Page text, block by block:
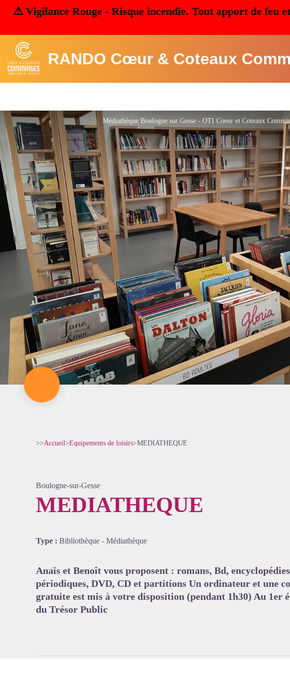
⚠️ Vigilance Rouge - Risque incendie. Tout apport de feu
RANDO Cœur & Coteaux
>>Accueil>Equipements de loisirs>MEDIATHEQUE
Boulogne-sur-Gesse
MEDIATHEQUE
Type : Bibliothèque - Médiathèque
Anaïs et Benoît vous proposent : romans, Bd,
périodiques, DVD, CD et partitions Un ordinateur et une
gratuite est mis à votre disposition (pendant 1h30) Au 1er
du Trésor Public